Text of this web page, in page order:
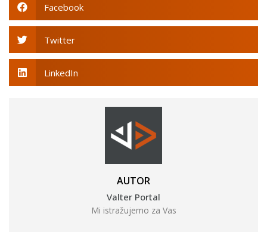
Facebook
Twitter
LinkedIn
AUTOR
Valter Portal
Mi istražujemo za Vas